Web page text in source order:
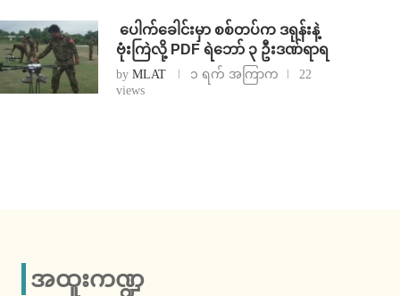
⁩ ⁨ပေါက်ခေါင်းမှာ စစ်တပ်က ဒရုန်းနဲ့
ဗုံးကြဲလို့ PDF ရဲဘော် ၃ ဦးဒဏ်ရာရ
byMLAT ၁ ရက် အကြာက
22
views
အထူးကဏ္ဍ